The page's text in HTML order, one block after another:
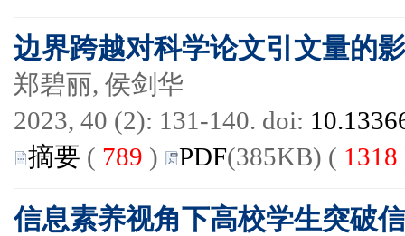
边界跨越对科学论文引文量的
郑碧丽, 侯剑华
2023, 40 (2): 131-140. doi:
摘要 ( 789 ) PDF(385KB) ( 1318
信息素养视角下高校学生突破